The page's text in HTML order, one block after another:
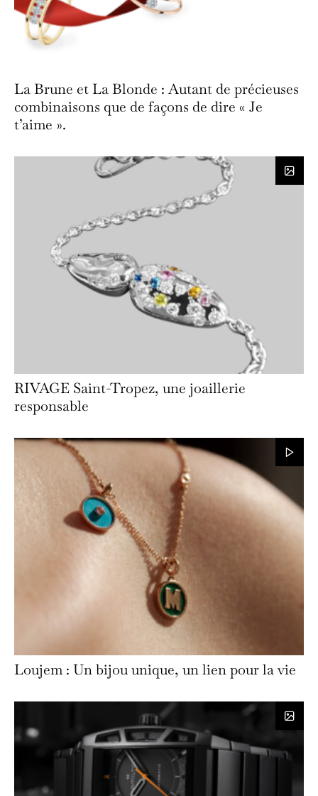
La Brune et La Blonde : Autant de précieuses
combinaisons que de façons de dire « Je
t’aime ».
RIVAGE Saint-Tropez, une joaillerie
responsable
Loujem : Un bijou unique, un lien pour la vie